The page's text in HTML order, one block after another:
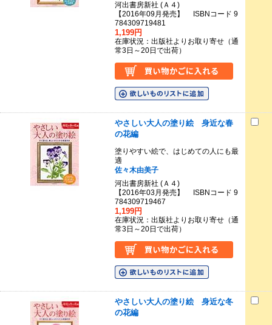
河出書房新社 (Ａ４)
【2016年09月発売】 ISBNコード 9
784309719481
1,199円
在庫状況：出版社よりお取り寄せ（通
常3日～20日で出荷）
やさしい大人の塗り絵 身近な春
の花編
塗りやすい絵で、はじめての人にも最
適
佐々木由美子
河出書房新社 (Ａ４)
【2016年03月発売】 ISBNコード 9
784309719467
1,199円
在庫状況：出版社よりお取り寄せ（通
常3日～20日で出荷）
やさしい大人の塗り絵 身近な冬
の花編